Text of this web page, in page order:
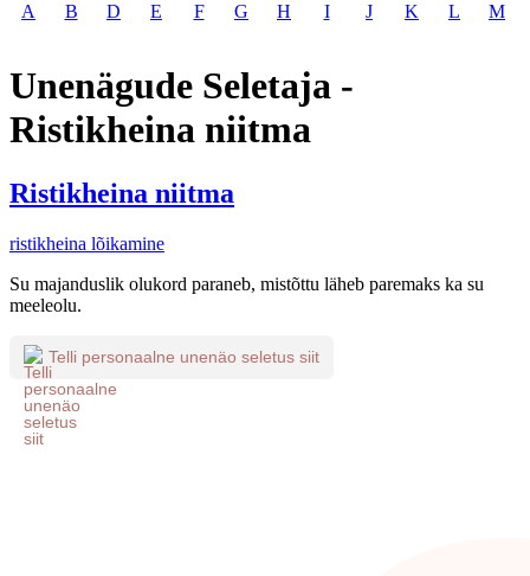
A B D E F G H I J K L M
Unenägude Seletaja -
Ristikheina niitma
Ristikheina niitma
ristikheina lõikamine
Su majanduslik olukord paraneb, mistõttu läheb paremaks ka su
meeleolu.
Telli personaalne unenäo seletus siit